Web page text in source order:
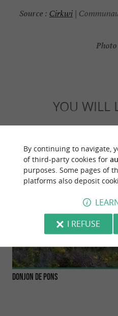
Source : Cirkwi |
YOU WILL
Donjon de Pons
By continuing to navigate,
of third-party cookies for
purposes. Some pages of
platforms also deposit
I REFUSE